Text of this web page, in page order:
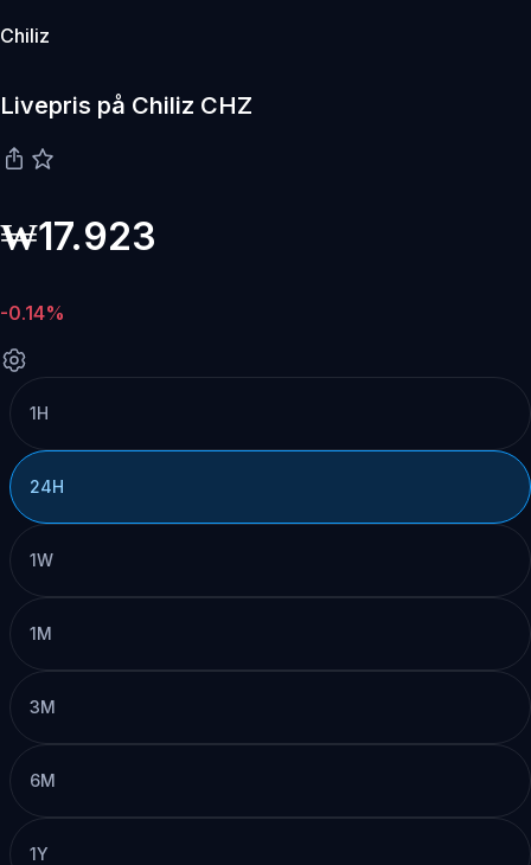
Chiliz
Livepris på Chiliz CHZ
₩17.923
-0.14%
1H
24H
1W
1M
3M
6M
1Y